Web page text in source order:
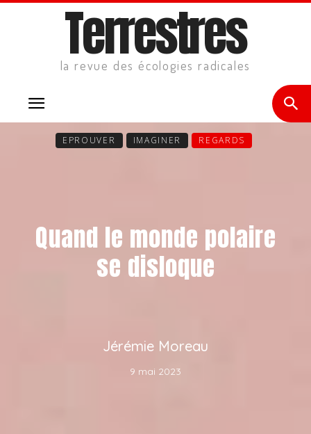
Terrestres
la revue des écologies radicales
EPROUVER IMAGINER REGARDS
Quand le monde polaire
se disloque
Jérémie Moreau
9 mai 2023